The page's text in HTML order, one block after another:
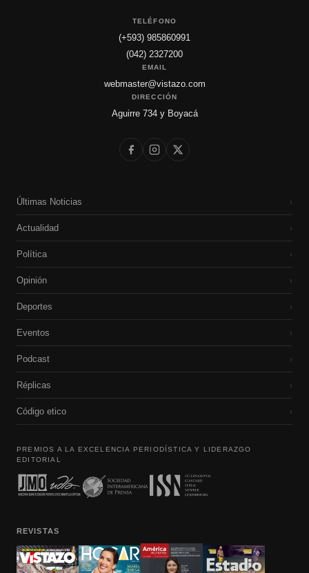
TELÉFONO
(+593) 985860991
(042) 2327200
EMAIL
webmaster@vistazo.com
DIRECCIÓN
Aguirre 734 y Boyacá
Últimas Noticias ›
Actualidad ›
Política ›
Opinión ›
Deportes ›
Eventos ›
Podcast ›
Réplicas ›
Código etico ›
PREMIOS A LA EXCELENCIA PERIODÍSTICA Y LIDERAZGO
EDITORIAL
REVISTAS